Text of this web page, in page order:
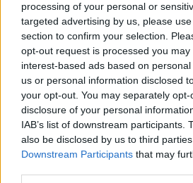
processing of your personal or
targeted advertising by us, please
section to confirm your selection.
opt-out request is processed you may
interest-based ads based on
us or personal information disclosed
your opt-out. You may separately
disclosure of your personal
IAB’s list of downstream participants.
also be disclosed by us to third
Downstream Participants that may